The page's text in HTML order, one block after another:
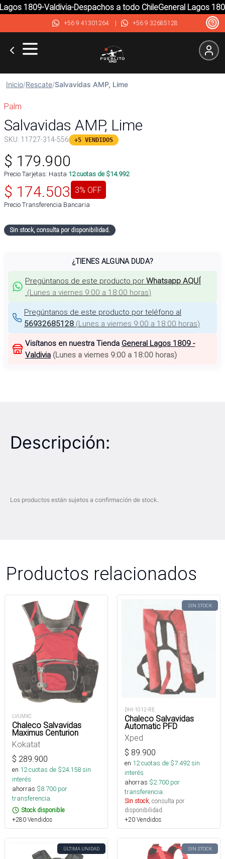
1809-Valdivia-Despachos a todo ChileGeneral Lagos
+56 9 41301264| +56 9 32685128
Inicio/Rescate/Salvavidas AMP, Lime
Palm
Salvavidas AMP, Lime
SKU: 11727-314-556 +5 VENDIDOS
$ 179.900
Precio Tarjetas: Hasta 12cuotas de $14.992
$ 174.503 3% OFF
Precio Transferencia Bancaria
Sin stock, consulta por disponibilidad.
¿TIENES ALGUNA DUDA?
Pregúntanos de este producto por Whatsapp AQUÍ
(Lunes a viernes 9:00 a 18:00 horas)
Pregúntanos de este producto por teléfono al
56932685128 (Lunes a viernes 9:00 a 18:00 horas)
Visítanos en nuestra Tienda General Lagos 1809 -
Valdivia (Lunes a viernes 9:00 a 18:00 horas)
Descripción:
Los productos están sujetos a confirmación de stock.
Productos relacionados
LVUMXC
Chaleco Salvavidas
Maximus Centurion
Kokatat
$ 289.900
en 12cuotas de $24.158sin
interés
ahorras $8.700 por
transferencia.
Stock disponible
+280 Vendidos
SIN STOCK
DHI-1012-RE
Chaleco Salvavidas
Automatic PFD
Xped
$ 89.900
en 12cuotas de $7.492sin
interés
ahorras $2.700 por
transferencia.
Sin stock, consulta por
disponibilidad.
+20 Vendidos
ÚLTIMA UNIDAD SIN STOCK